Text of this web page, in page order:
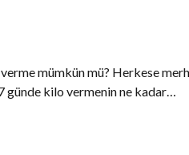
mümkün mü? Herkese
günde kilo vermenin ne kadar…